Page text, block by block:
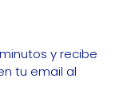
y recibe
tu email al